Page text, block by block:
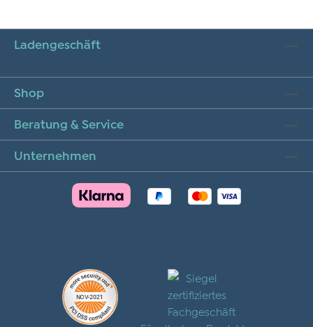
Ladengeschäft
Shop
Beratung & Service
Unternehmen